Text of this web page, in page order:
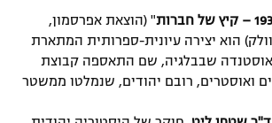
" (הוצאת אפרסמון,
וולק) הוא יצירה עיונית-ספרותית המתארת
1936 בעיר אוסטנדה שבבלגיה, שם התאספה קבוצת
ואוסטרים, רובם יהודים, שנמלטו ממשטר